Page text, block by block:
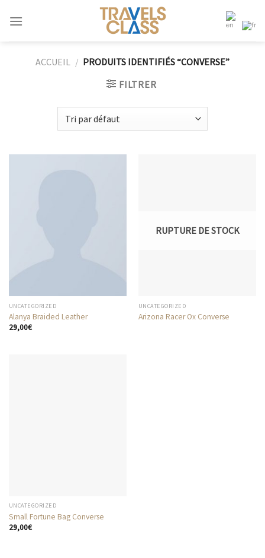
ACCUEIL / PRODUITS IDENTIFIÉS “CONVERSE”
FILTRER
UNCATEGORIZED
Alanya Braided Leather
29,00€
RUPTURE DE STOCK
UNCATEGORIZED
Arizona Racer Ox Converse
UNCATEGORIZED
Small Fortune Bag Converse
29,00€